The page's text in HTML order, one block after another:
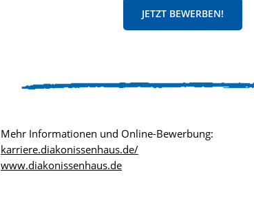
JETZT BEWERBEN!
Mehr Informationen und Online-Bewerbung:
karriere.diakonissenhaus.de/
www.diakonissenhaus.de